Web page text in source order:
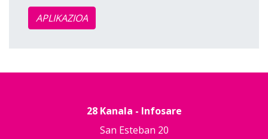
APLIKAZIOA
28 Kanala - Infosare
San Esteban 20